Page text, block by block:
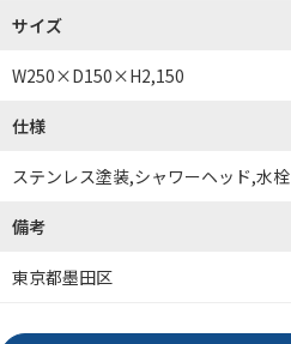
サイズ
W250×D150×H2,150
仕様
ステンレス塗装,シャワーヘッド,水栓
備考
東京都墨田区